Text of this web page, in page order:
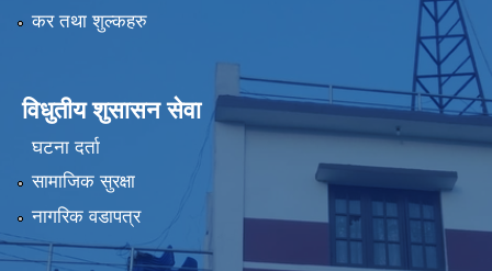
कर तथा शुल्कहरु
विधुतीय शुसासन सेवा
घटना दर्ता
सामाजिक सुरक्षा
नागरिक वडापत्र